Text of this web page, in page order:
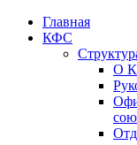
Главная
КФС
О